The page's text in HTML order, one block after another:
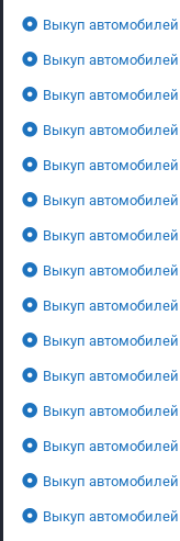
Выкуп
Выкуп автомобилей
Выкуп
Выкуп
Выкуп
Выкуп
Выкуп
Выкуп
Выкуп автомобилей
Выкуп
Выкуп
Выкуп
Выкуп
Выкуп
Выкуп